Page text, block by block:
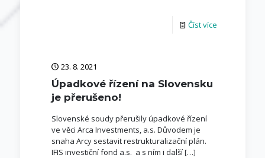
Číst více
23. 8. 2021
Úpadkové řízení na Slovensku
je přerušeno!
Slovenské soudy přerušily úpadkové řízení
ve věci Arca Investments, a.s. Důvodem je
snaha Arcy sestavit restrukturalizační plán.
IFIS investiční fond a.s. a s ním i další[…]